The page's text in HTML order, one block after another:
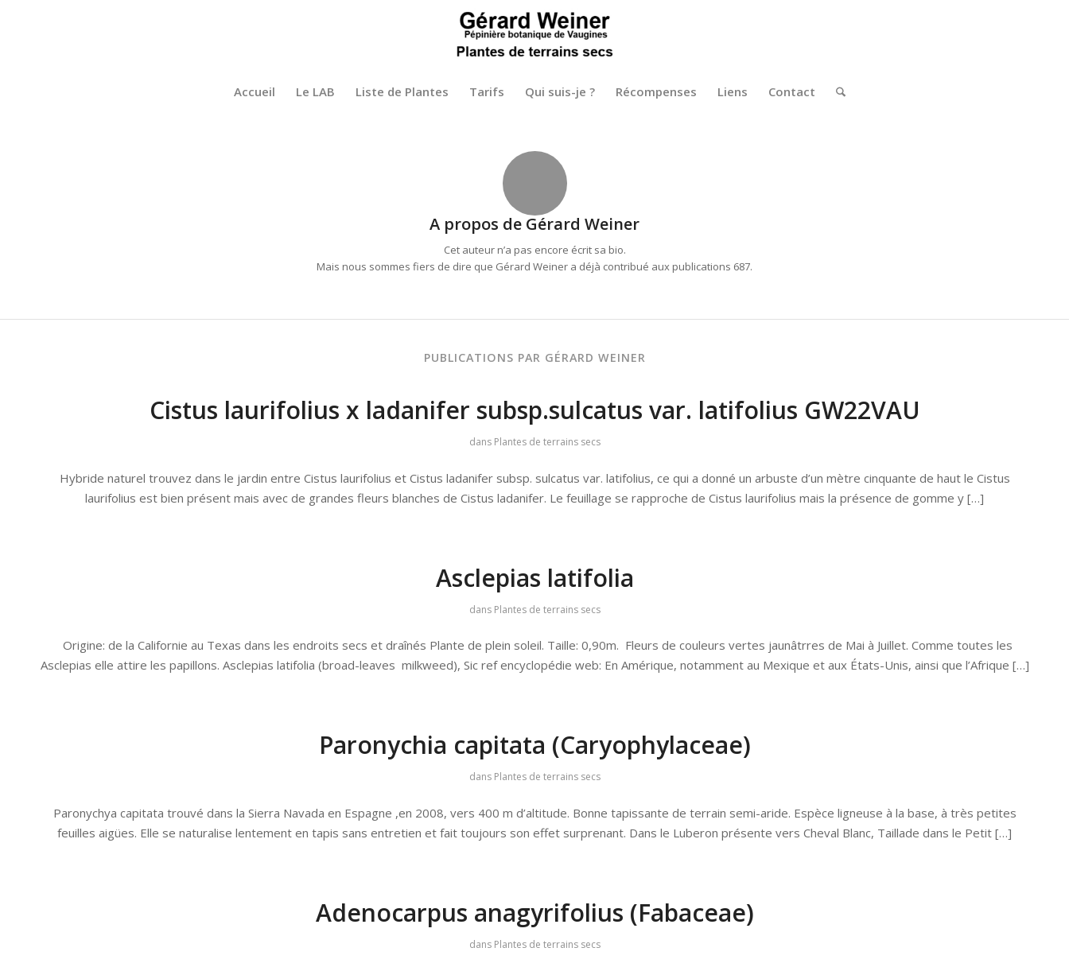
Accueil Le LAB Liste de Plantes Tarifs Qui suis-je ? Récompenses Liens Contact
A propos de Gérard Weiner
Cet auteur n’a pas encore écrit sa bio.
Mais nous sommes fiers de dire que Gérard Weiner a déjà contribué aux publications 687.
PUBLICATIONS PAR GÉRARD WEINER
Cistus laurifolius x ladanifer subsp.sulcatus var. latifolius GW22VAU
dans Plantes de terrains secs
Hybride naturel trouvez dans le jardin entre Cistus laurifolius et Cistus ladanifer subsp. sulcatus var. latifolius, ce qui a donné un arbuste d’un mètre cinquante de haut le Cistus
laurifolius est bien présent mais avec de grandes fleurs blanches de Cistus ladanifer. Le feuillage se rapproche de Cistus laurifolius mais la présence de gomme y […]
Asclepias latifolia
dans Plantes de terrains secs
Origine: de la Californie au Texas dans les endroits secs et draînés Plante de plein soleil. Taille: 0,90m. Fleurs de couleurs vertes jaunâtrres de Mai à Juillet. Comme toutes les
Asclepias elle attire les papillons. Asclepias latifolia (broad-leaves milkweed), Sic ref encyclopédie web: En Amérique, notamment au Mexique et aux États-Unis, ainsi que l’Afrique […]
Paronychia capitata (Caryophylaceae)
dans Plantes de terrains secs
Paronychya capitata trouvé dans la Sierra Navada en Espagne ,en 2008, vers 400 m d’altitude. Bonne tapissante de terrain semi-aride. Espèce ligneuse à la base, à très petites
feuilles aigües. Elle se naturalise lentement en tapis sans entretien et fait toujours son effet surprenant. Dans le Luberon présente vers Cheval Blanc, Taillade dans le Petit […]
Adenocarpus anagyrifolius (Fabaceae)
dans Plantes de terrains secs